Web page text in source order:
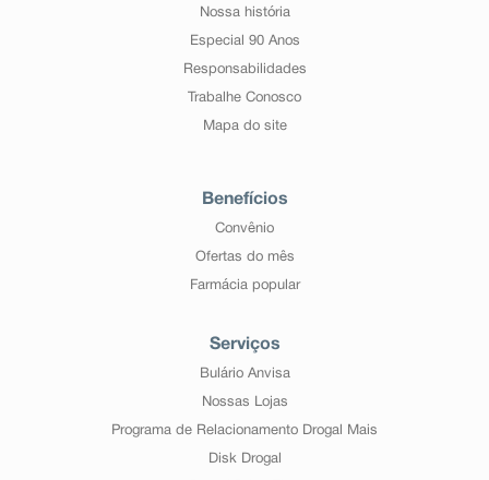
Nossa história
Especial 90 Anos
Responsabilidades
Trabalhe Conosco
Mapa do site
Benefícios
Convênio
Ofertas do mês
Farmácia popular
Serviços
Bulário Anvisa
Nossas Lojas
Programa de Relacionamento Drogal Mais
Disk Drogal